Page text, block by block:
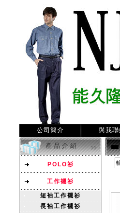
公司簡介 與我聯
產品介紹
POLO衫
工作襯衫
短袖工作襯衫
長袖工作襯衫